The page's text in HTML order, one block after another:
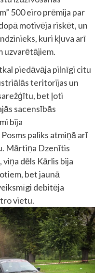
500 eiro prēmija par
motivēja riskēt, un
kuri kļuva arī
uzvarētājiem.
piedāvāja pilnīgi citu
teritorijas un
bet ļoti
sacensībās
bija
paliks atmiņā arī
Mārtiņa Dzenītis
dēls Kārlis bija
bet jaunā
debitēja
vietu.